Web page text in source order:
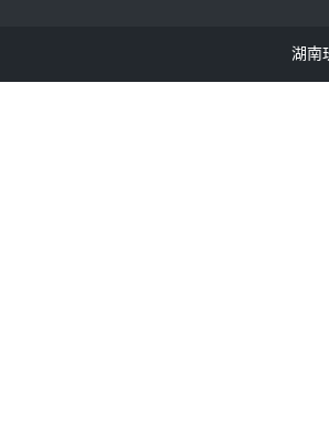
湖南